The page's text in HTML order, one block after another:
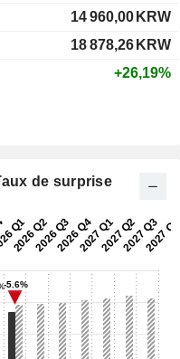
14 960,00 KRW
18 878,26 KRW
+26,19%
de surprise